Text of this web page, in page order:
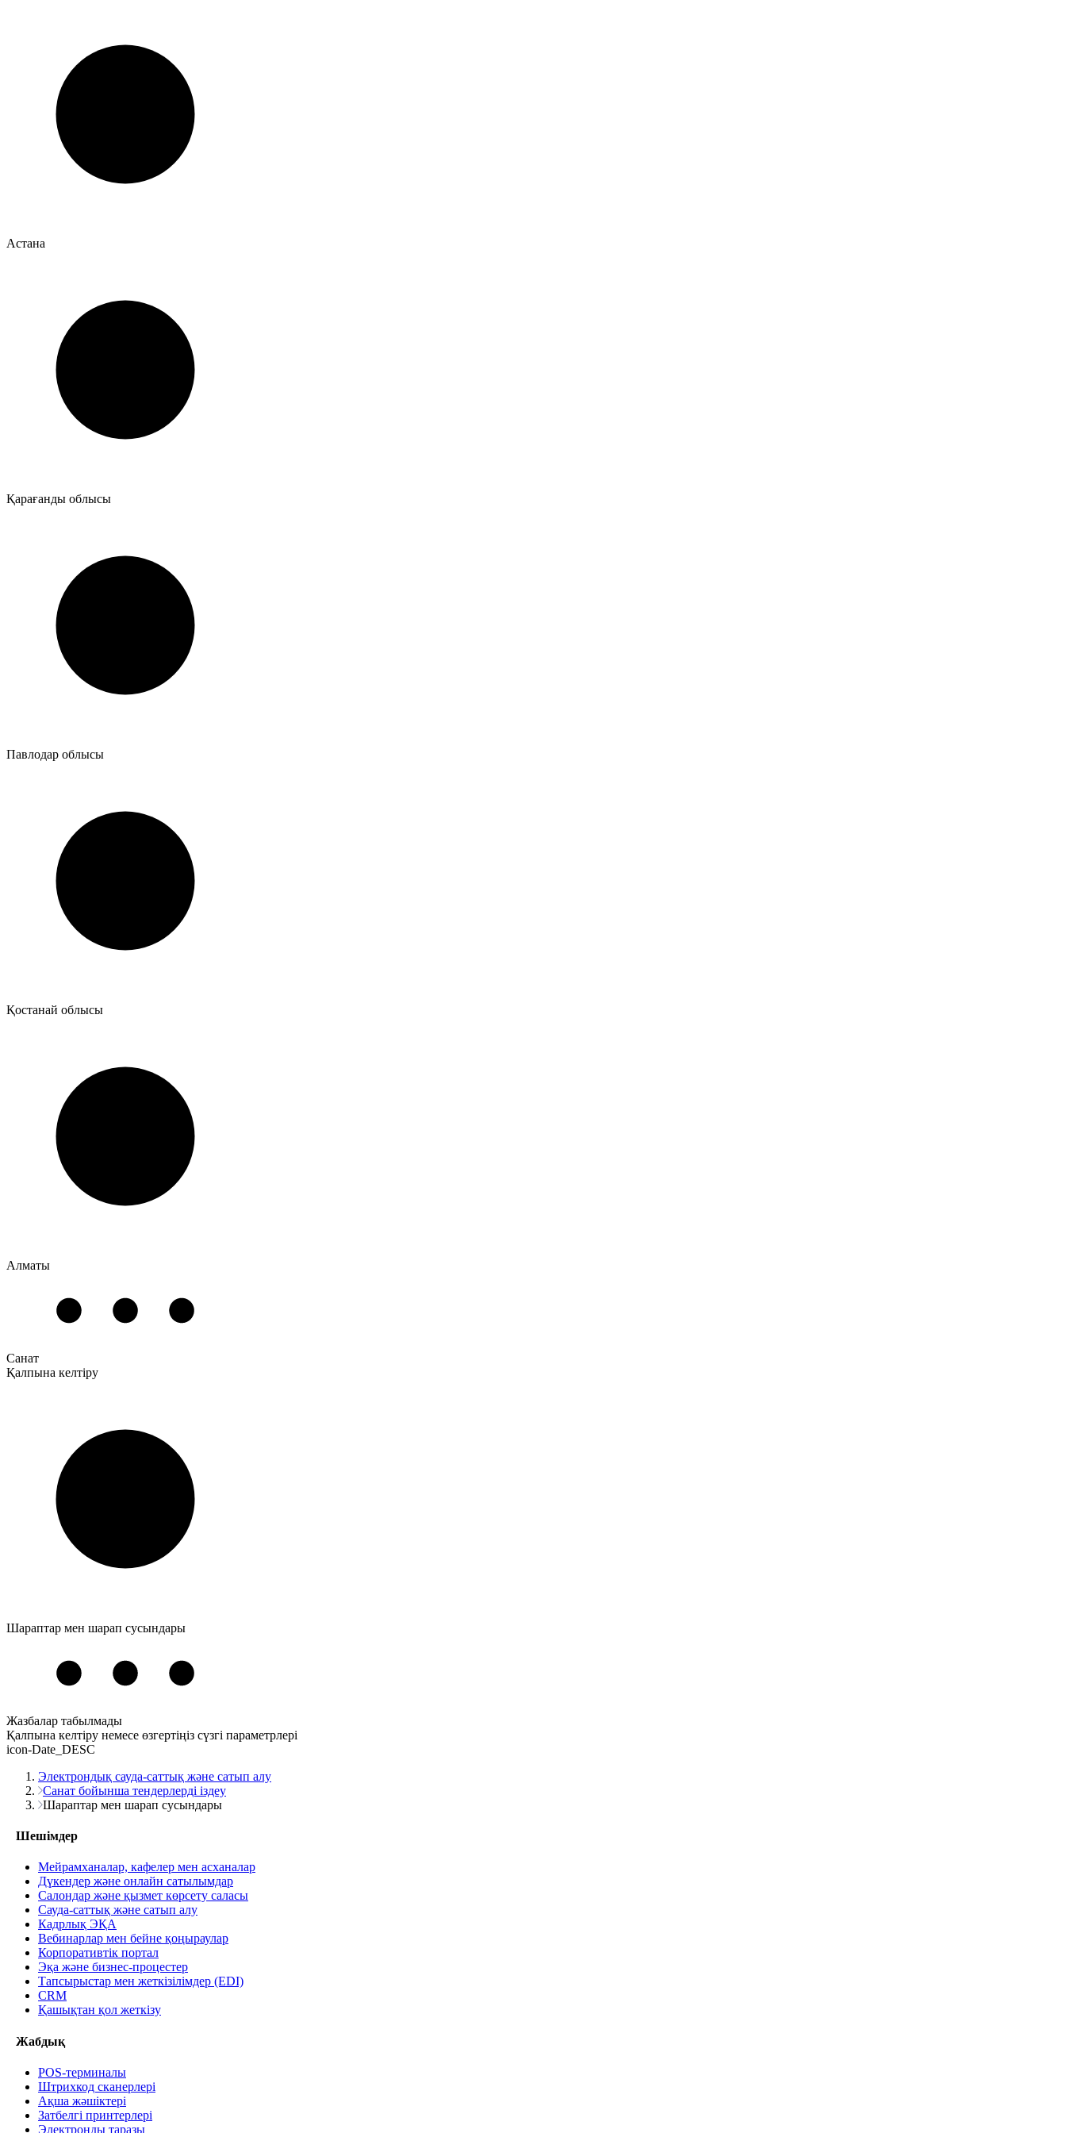
Астана
Қарағанды облысы
Павлодар облысы
Қостанай облысы
Алматы
Санат
Қалпына келтіру
Шараптар мен шарап сусындары
Жазбалар табылмады
Қалпына келтіру немесе өзгертіңіз сүзгі параметрлері
icon-Date_DESC
Электрондық сауда-саттық және сатып алу
Санат бойынша тендерлерді іздеу
Шараптар мен шарап сусындары
Шешімдер
Мейрамханалар, кафелер мен асханалар
Дүкендер және онлайн сатылымдар
Салондар және қызмет көрсету саласы
Сауда-саттық және сатып алу
Кадрлық ЭҚА
Вебинарлар мен бейне қоңыраулар
Корпоративтік портал
Эқа және бизнес-процестер
Тапсырыстар мен жеткізілімдер (EDI)
CRM
Қашықтан қол жеткізу
Жабдық
POS-терминалы
Штрихкод сканерлері
Ақша жәшіктері
Затбелгі принтерлері
Электронды таразы